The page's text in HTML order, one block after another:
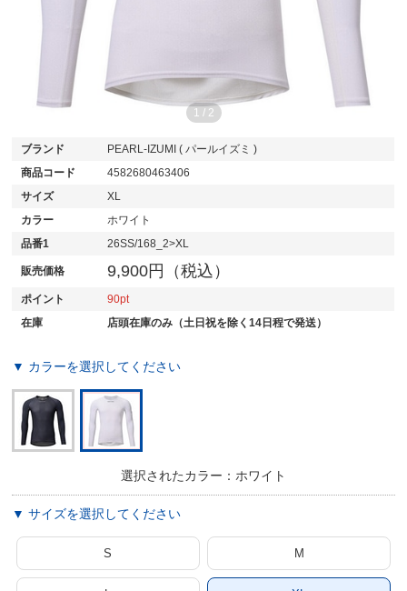
1 / 2
ブランド
PEARL-IZUMI ( パールイズミ )
商品コード
4582680463406
サイズ
XL
カラー
ホワイト
品番1
26SS/168_2>XL
販売価格 9,900円（税込）
ポイント
90
在庫
店頭在庫のみ（土日祝を除く14日程で発送）
▼ カラーを選択してください
選択されたカラー：ホワイト
▼ サイズを選択してください
S M